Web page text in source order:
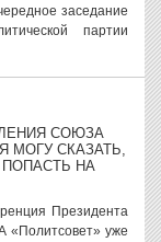
заседание
партии
СОЮЗА
МОГУ СКАЗАТЬ,
НА
Президента
«Политсовет» уже